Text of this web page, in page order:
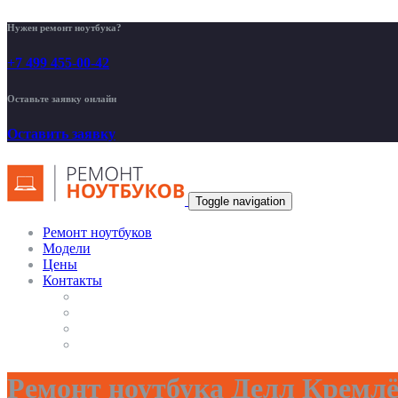
Нужен ремонт ноутбука?
+7 499 455-00-42
Оставьте заявку онлайн
Оставить заявку
Toggle navigation
Ремонт ноутбуков
Модели
Цены
Контакты
Ремонт ноутбука Делл